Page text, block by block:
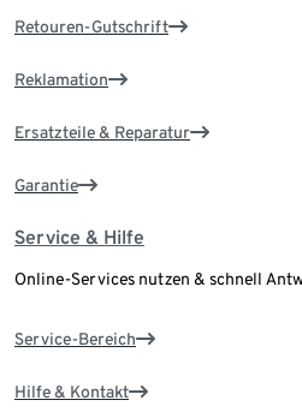
Retouren-Gutschrift
Reklamation
Ersatzteile & Reparatur
Garantie
Service & Hilfe
Online-Services nutzen & schnell
Service-Bereich
Hilfe & Kontakt